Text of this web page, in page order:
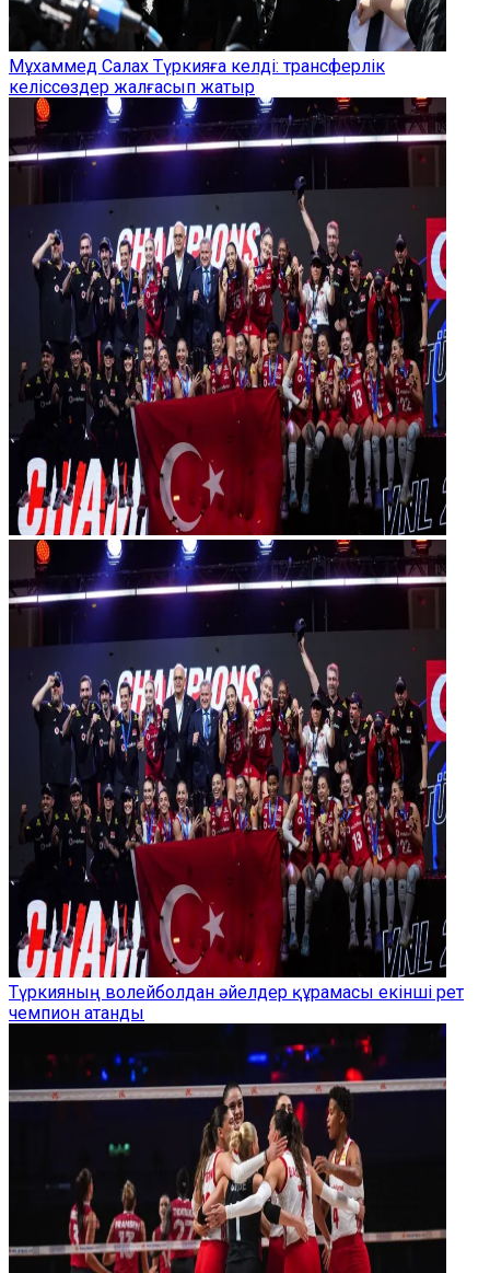
Мұхаммед Салах Түркияға келді: трансферлік
келіссөздер жалғасып жатыр
Түркияның волейболдан әйелдер құрамасы екінші рет
чемпион атанды